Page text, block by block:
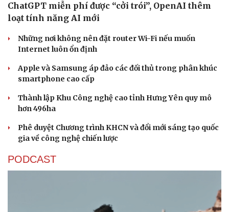
Sức khỏe
Dinh dưỡng - món ngon
Sản phụ khoa
Nhi khoa
Làm đẹp - giảm cân
Phòng mạch online
Ăn sạch sống khỏe
Đời sống
Tình yêu - Gia đình
ChatGPT miễn phí được “cởi trói”, OpenAI thêm
loạt tính năng AI mới
Những nơi không nên đặt router Wi-Fi nếu muốn
Internet luôn ổn định
Apple và Samsung áp đảo các đối thủ trong phân khúc
smartphone cao cấp
Thành lập Khu Công nghệ cao tỉnh Hưng Yên quy mô
hơn 496ha
Phê duyệt Chương trình KHCN và đổi mới sáng tạo quốc
gia về công nghệ chiến lược
PODCAST